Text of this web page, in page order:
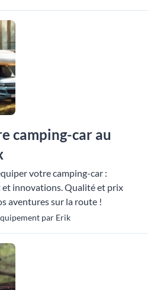
camping-car au
votre camping-car :
et innovations. Qualité et prix
aventures sur la route !
par Erik